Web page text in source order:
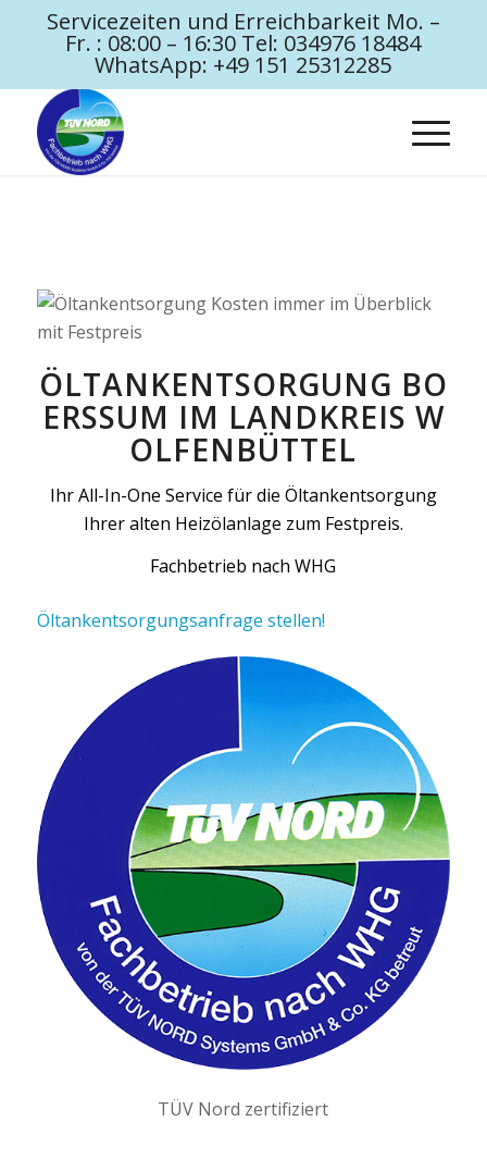
Servicezeiten und Erreichbarkeit Mo. –
Fr. : 08:00 – 16:30 Tel: 034976 18484
WhatsApp: +49 151 25312285
ÖLTANKENTSORGUNG BO
ERSSUM IM LANDKREIS WO
LFENBÜTTEL
Ihr All-In-One Service für die Öltankentsorgung
Ihrer alten Heizölanlage zum Festpreis.
Fachbetrieb nach WHG
Öltankentsorgungsanfrage stellen!
TÜV Nord zertifiziert